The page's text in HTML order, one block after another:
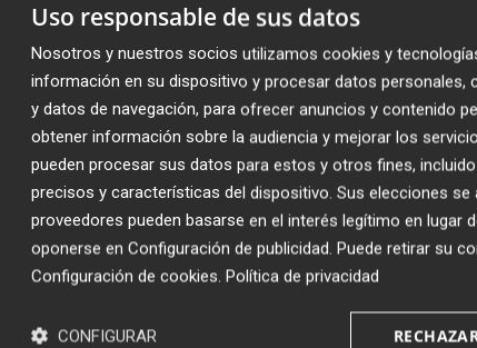
la deuda financiera bajo una línea de financiación
sindicados, por un importe máximo de 7
a la Comisión Nacional del Mercado de
correspondientes en la Bolsa de Irlanda y en
anticipada (incluyendo principal e intereses)
vencimiento el 30 de junio de 2026.
Uso responsable de sus datos
Nosotros y nuestros socios utilizamos cookies y
información en su dispositivo y procesar datos personales,
y datos de navegación, para ofrecer anuncios y contenido
obtener información sobre la audiencia y mejorar los
pueden procesar sus datos para estos y otros fines,
precisos y características del dispositivo. Sus elecciones
proveedores pueden basarse en el interés legítimo en lugar
oponerse en Configuración de publicidad. Puede retirar su
Configuración de cookies. Política de privacidad
CONFIGURAR